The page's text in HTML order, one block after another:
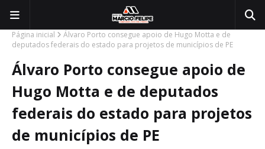
Página inicial
Álvaro Porto consegue apoio de Hugo Motta e de
deputados federais do estado para projetos de municípios de PE
Álvaro Porto consegue apoio de
Hugo Motta e de deputados
federais do estado para projetos
de municípios de PE